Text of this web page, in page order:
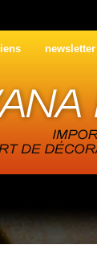
liens newsletter